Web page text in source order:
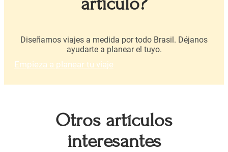
Diseñamos viajes a medida por todo Brasil. Déjanos
ayudarte a planear el tuyo.
Empieza a planear tu viaje
Otros artículos
interesantes